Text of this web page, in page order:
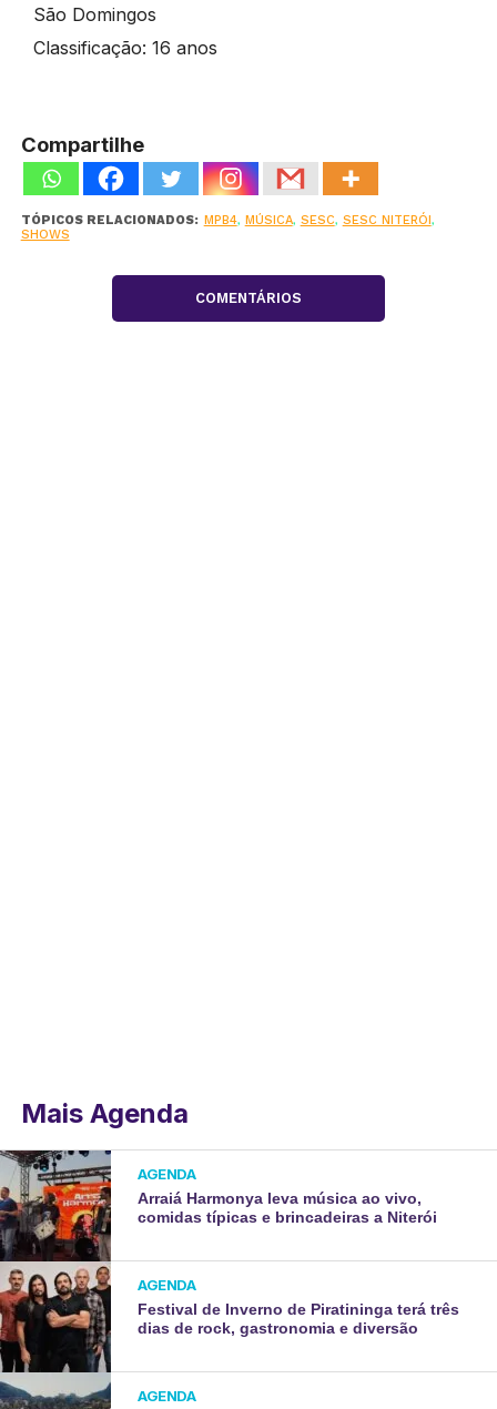
São Domingos
Classificação: 16 anos
Compartilhe
TÓPICOS RELACIONADOS: MPB4, MÚSICA, SESC, SESC NITERÓI,
SHOWS
COMENTÁRIOS
Mais Agenda
AGENDA
Arraiá Harmonya leva música ao vivo,
comidas típicas e brincadeiras a Niterói
AGENDA
Festival de Inverno de Piratininga terá três
dias de rock, gastronomia e diversão
AGENDA